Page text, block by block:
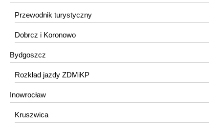
Przewodnik turystyczny
Dobrcz i Koronowo
Bydgoszcz
Rozkład jazdy ZDMiKP
Inowrocław
Kruszwica